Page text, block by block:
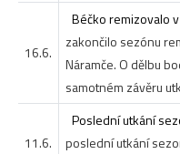
16.6.
Béčko remizovalo
zakončilo sezónu
Náramče. O dělbu
samotném závěru
11.6.
Poslední utkání
poslední utkání